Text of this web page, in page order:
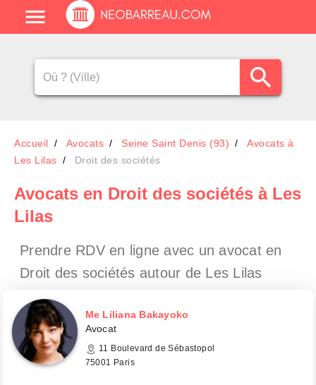
Accueil Avocats Seine Saint Denis (93)
Avocats à
Les Lilas
Droit des sociétés
Avocats en Droit des sociétés à Les
Lilas
Prendre RDV en ligne avec un avocat en
Droit des sociétés autour de Les Lilas
Me Liliana Bakayoko
Avocat
11 Boulevard de Sébastopol
75001 Paris